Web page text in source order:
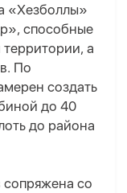
«Хезболлы»
способные
а
По
создать
до 40
до района
сопряжена со